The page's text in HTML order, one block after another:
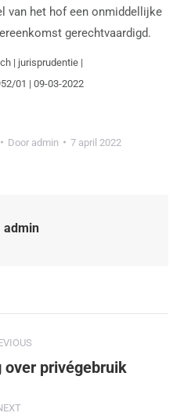
van het hof een onmiddellijke
gerechtvaardigd.
| jurisprudentie |
01 | 09-03-2022
Door admin 7 april 2022
admin
privégebruik